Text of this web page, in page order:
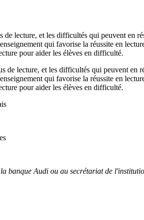
de lecture, et les difficultés qui peuvent en
qui favorise la réussite en
pour aider les élèves en difficulté.
de lecture, et les difficultés qui peuvent en
qui favorise la réussite en
pour aider les élèves en difficulté.
banque Audi ou au secrétariat de